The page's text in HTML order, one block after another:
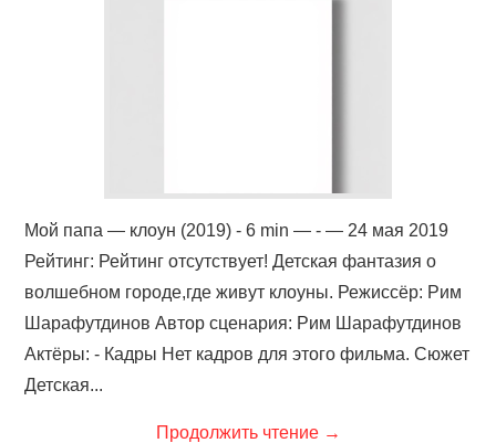
Мой папа — клоун (2019) - 6 min — - — 24 мая 2019
Рейтинг: Рейтинг отсутствует! Детская фантазия о
волшебном городе,где живут клоуны. Режиссёр: Рим
Шарафутдинов Автор сценария: Рим Шарафутдинов
Актёры: - Кадры Нет кадров для этого фильма. Сюжет
Детская...
Продолжить чтение →